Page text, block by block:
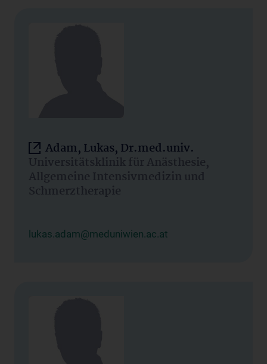
Adam, Lukas, Dr.med.univ.
Universitätsklinik für Anästhesie,
Allgemeine Intensivmedizin und
Schmerztherapie
lukas.adam@meduniwien.ac.at